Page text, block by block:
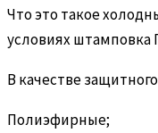
Что это такое
условиях
В качестве
Полиэфирные;